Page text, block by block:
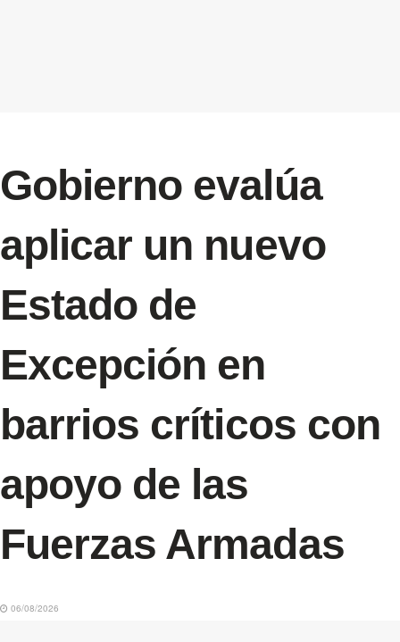
Gobierno evalúa
aplicar un nuevo
Estado de
Excepción en
barrios críticos con
apoyo de las
Fuerzas Armadas
06/08/2026